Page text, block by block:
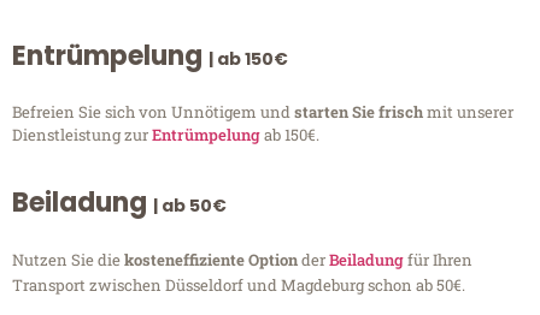
Entrümpelung | ab 150€
Befreien Sie sich von Unnötigem undstarten Sie frischmit unserer
Dienstleistung zurEntrümpelungab 150€.
Beiladung | ab 50€
Nutzen Sie diekosteneffiziente OptionderBeiladungfür Ihren
Transport zwischen Düsseldorf und Magdeburg schon ab 50€.